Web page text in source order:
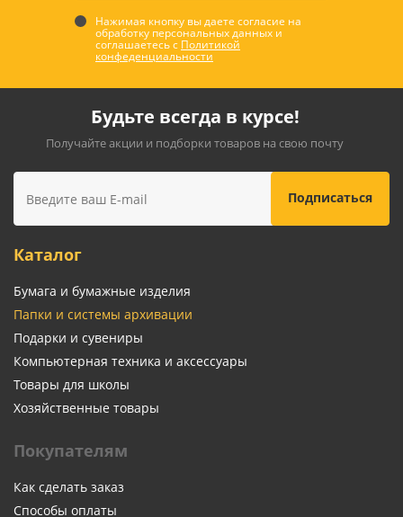
Нажимая кнопку вы даете согласие на
обработку персональных данных и
соглашаетесь с Политикой
конфеденциальности
Будьте всегда в курсе!
Получайте акции и подборки товаров на свою почту
Каталог
Бумага и бумажные изделия
Папки и системы архивации
Подарки и сувениры
Компьютерная техника и аксессуары
Товары для школы
Хозяйственные товары
Покупателям
Как сделать заказ
Способы оплаты